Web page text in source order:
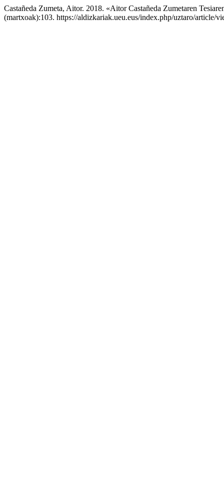
Castañeda Zumeta, Aitor. 2018. «Aitor Castañeda Zumetaren
(martxoak):103. https://aldizkariak.ueu.eus/index.php/uztaro/article/